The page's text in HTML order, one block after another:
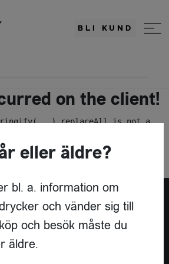
BLI KUND
on the client!
is not a
du leverantör?
eller äldre?
bl. a. information om
och vänder sig till
och besök måste du
äldre.